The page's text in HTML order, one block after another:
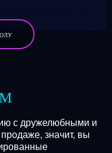
с дружелюбными и
значит, вы